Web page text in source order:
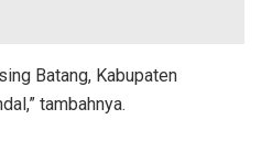
Batang, Kabupaten
tambahnya.